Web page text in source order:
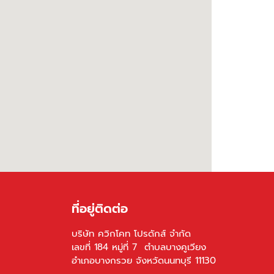
ที่อยู่ติดต่อ
บริษัท ควิกโคท โปรดักส์ จำกัด
เลขที่ 184 หมู่ที่ 7 ตำบลบางคูเวียง
อำเภอบางกรวย จังหวัดนนทบุรี 11130